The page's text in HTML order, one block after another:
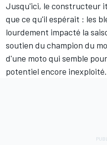
Jusqu'ici, le constructeur
que ce qu'il espérait : les
lourdement impacté la
soutien du champion du
d'une moto qui semble
potentiel encore inexploité.